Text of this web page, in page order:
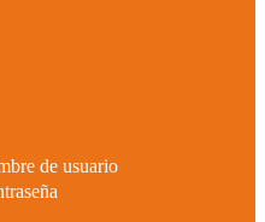
de usuario